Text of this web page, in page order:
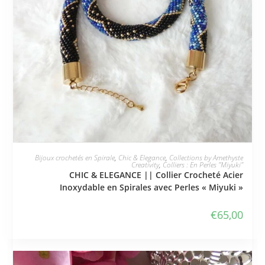
JE L'ADOPTE
Bijoux crochetés en Spirale, Chic & Elegance, Collections by Amethyste
Creativity, Colliers : En Perles "Miyuki"
CHIC & ELEGANCE || Collier Crocheté Acier
Inoxydable en Spirales avec Perles « Miyuki »
€65,00